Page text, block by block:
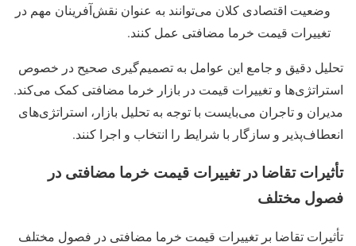
وضعیت اقتصادی کلان می‌توانند به عنوان نقش‌آفرینان مهم در
تغییرات قیمت خرما مضافتی عمل کنند.
تحلیل دقیق و جامع این عوامل به تصمیم‌گیری صحیح در خصوص
استراتژی‌ها و تغییرات قیمت در بازار خرما مضافتی کمک می‌کند.
مدیران و تاجران می‌بایست با توجه به تحلیل بازار، استراتژی‌های
انعطاف‌پذیر و سازگار با شرایط را انتخاب و اجرا کنند.
تأثیرات تقاضا در تغییرات قیمت خرما مضافتی در
فصول مختلف
تأثیرات تقاضا بر تغییرات قیمت خرما مضافتی در فصول مختلف